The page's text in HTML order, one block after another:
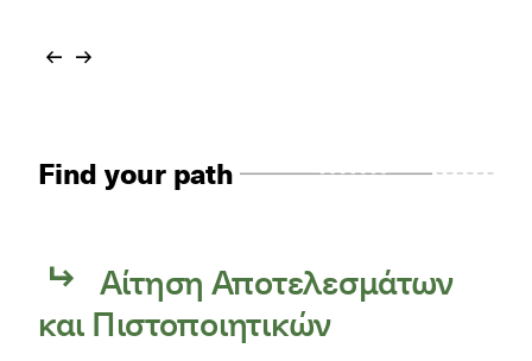
Find your path
Αίτηση Αποτελεσμάτων
και Πιστοποιητικών